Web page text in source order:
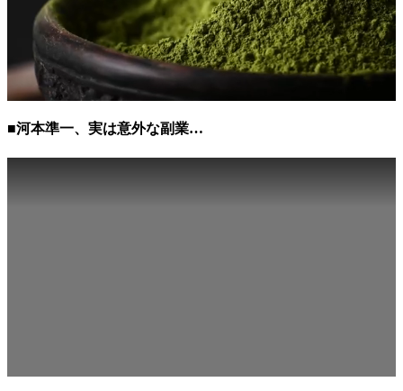
■河本準一、実は意外な副業…